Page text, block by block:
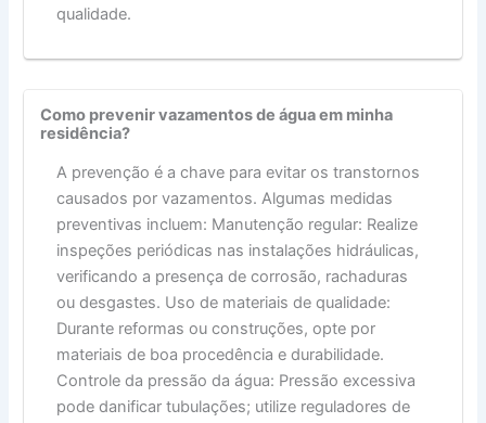
qualidade.
Como prevenir vazamentos de água em minha
residência?
A prevenção é a chave para evitar os transtornos
causados por vazamentos. Algumas medidas
preventivas incluem: Manutenção regular: Realize
inspeções periódicas nas instalações hidráulicas,
verificando a presença de corrosão, rachaduras
ou desgastes. Uso de materiais de qualidade:
Durante reformas ou construções, opte por
materiais de boa procedência e durabilidade.
Controle da pressão da água: Pressão excessiva
pode danificar tubulações; utilize reguladores de